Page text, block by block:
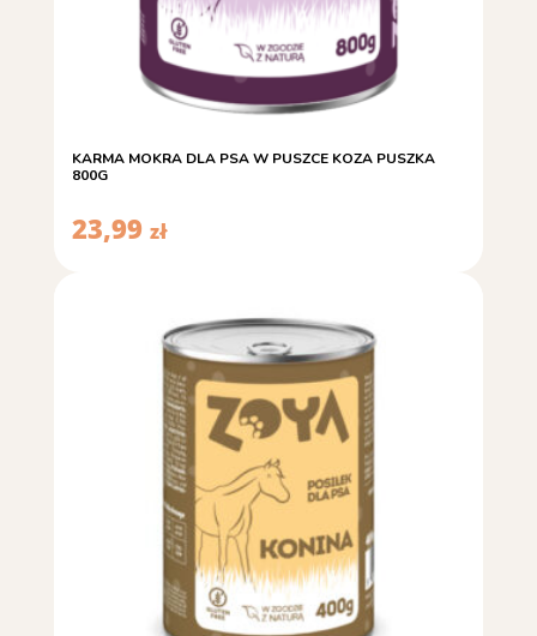
KARMA MOKRA DLA PSA W PUSZCE KOZA PUSZKA
800G
23,99 zł